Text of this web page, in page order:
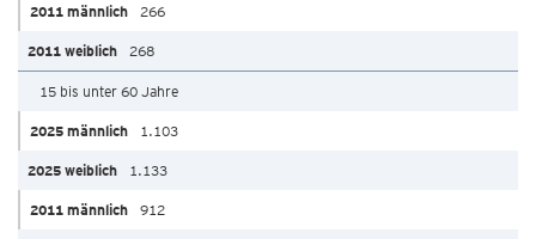
266
268
15 bis unter 60 Jahre
1.103
1.133
912